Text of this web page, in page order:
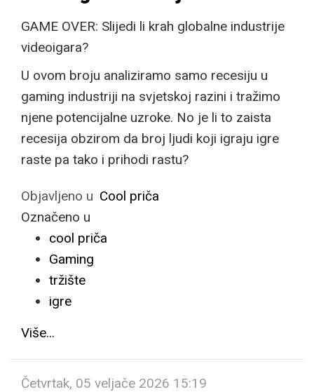
GAME OVER: Slijedi li krah globalne industrije
videoigara?
U ovom broju analiziramo samo recesiju u
gaming industriji na svjetskoj razini i tražimo
njene potencijalne uzroke. No je li to zaista
recesija obzirom da broj ljudi koji igraju igre
raste pa tako i prihodi rastu?
Objavljeno u Cool priča
Označeno u
cool priča
Gaming
tržište
igre
Više...
Četvrtak, 05 veljače 2026 15:19